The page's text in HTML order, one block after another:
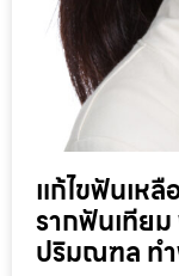
แก้ไขฟันเห
รากฟันเทีย
ปริมณฑล ท